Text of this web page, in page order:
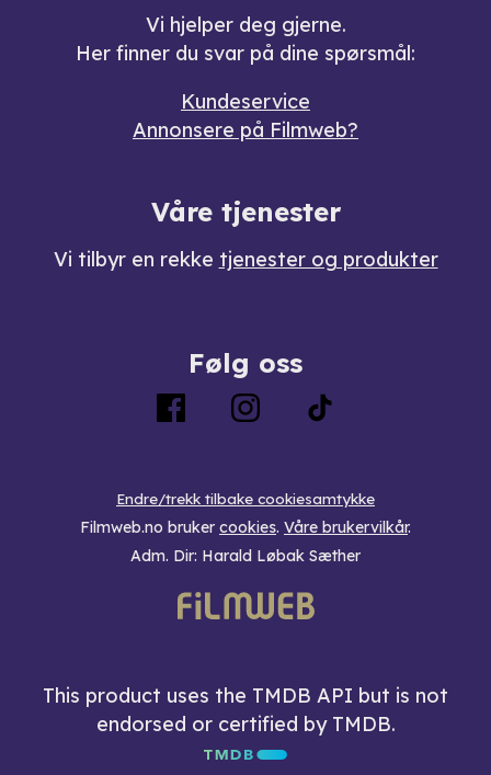
Vi hjelper deg gjerne.
Her finner du svar på dine spørsmål:
Kundeservice
Annonsere på Filmweb?
Våre tjenester
Vi tilbyr en rekke tjenester og produkter
Følg oss
Endre/trekk tilbake cookiesamtykke
Filmweb.no bruker cookies. Våre brukervilkår.
Adm. Dir: Harald Løbak Sæther
This product uses the TMDB API but is not
endorsed or certified by TMDB.